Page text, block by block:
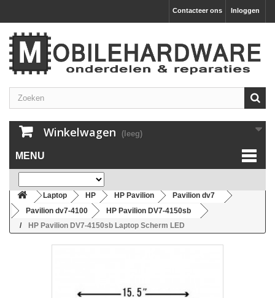
Inloggen
Contacteer ons
Winkelwagen (leeg)
MENU
Laptop HP HP Pavilion
Pavilion dv7
Pavilion dv7-4100
HP Pavilion DV7-4150sb
HP Pavilion DV7-4150sb Laptop Scherm LED